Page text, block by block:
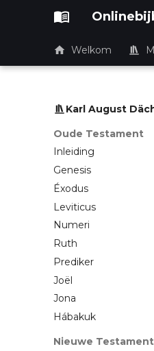
Welkom
Karl August
Oude Testament
Inleiding
Genesis
Éxodus
Leviticus
Numeri
Ruth
Prediker
Joël
Jona
Hábakuk
Nieuwe Testament